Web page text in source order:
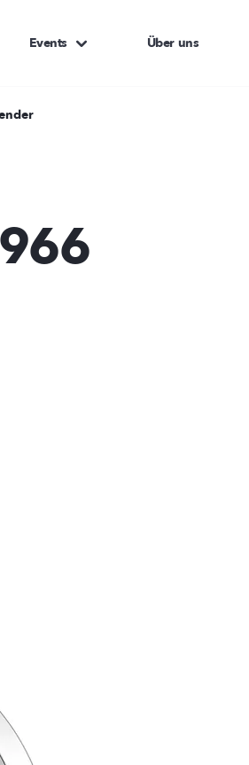
Events Über uns